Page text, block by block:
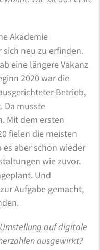
Akademie
neu zu erfinden.
eine längere Vakanz
2020 war die
Betrieb,
Da musste
Mit dem ersten
fielen die meisten
es aber schon wieder
wie zuvor.
Und
Aufgabe gemacht,
auf digitale
ausgewirkt?